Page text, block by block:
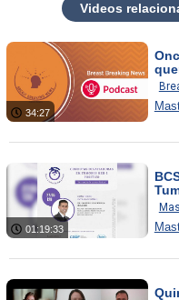
Videos
34:27
01:19:33